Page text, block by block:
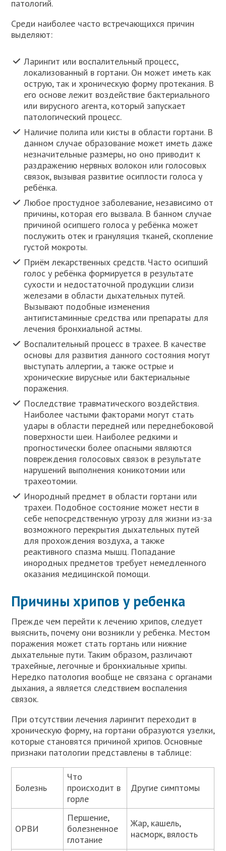
патологий.
Среди наиболее часто встречающихся причин
выделяют:
Ларингит или воспалительный процесс,
локализованный в гортани. Он может иметь как
острую, так и хроническую форму протекания. В
его основе лежит воздействие бактериального
или вирусного агента, который запускает
патологический процесс.
Наличие полипа или кисты в области гортани. В
данном случае образование может иметь даже
незначительные размеры, но оно приводит к
раздражению нервных волокон или голосовых
связок, вызывая развитие осиплости голоса у
ребёнка.
Любое простудное заболевание, независимо от
причины, которая его вызвала. В банном случае
причиной осипшего голоса у ребёнка может
послужить отек и грануляция тканей, скопление
густой мокроты.
Приём лекарственных средств. Часто осипший
голос у ребёнка формируется в результате
сухости и недостаточной продукции слизи
железами в области дыхательных путей.
Вызывают подобные изменения
антигистаминные средства или препараты для
лечения бронхиальной астмы.
Воспалительный процесс в трахее. В качестве
основы для развития данного состояния могут
выступать аллергии, а также острые и
хронические вирусные или бактериальные
поражения.
Последствие травматического воздействия.
Наиболее частыми факторами могут стать
удары в области передней или переднебоковой
поверхности шеи. Наиболее редкими и
прогностически более опасными являются
повреждения голосовых связок в результате
нарушений выполнения коникотомии или
трахеотомии.
Инородный предмет в области гортани или
трахеи. Подобное состояние может нести в
себе непосредственную угрозу для жизни из-за
возможного перекрытия дыхательных путей
для прохождения воздуха, а также
реактивного спазма мышц. Попадание
инородных предметов требует немедленного
оказания медицинской помощи.
Причины хрипов у ребенка
Прежде чем перейти к лечению хрипов, следует
выяснить, почему они возникли у ребенка. Местом
поражения может стать гортань или нижние
дыхательные пути. Таким образом, различают
трахейные, легочные и бронхиальные хрипы.
Нередко патология вообще не связана с органами
дыхания, а является следствием воспаления
связок.
При отсутствии лечения ларингит переходит в
хроническую форму, на гортани образуются узелки,
которые становятся причиной хрипов. Основные
признаки патологии представлены в таблице:
Болезнь
Что
происходит в
горле
Другие симптомы
ОРВИ
Першение,
болезненное
глотание
Жар, кашель,
насморк, вялость